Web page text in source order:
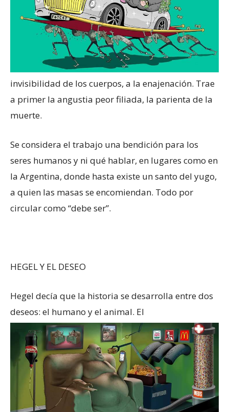
invisibilidad de los cuerpos, a la enajenación. Trae
a primer la angustia peor filiada, la parienta de la
muerte.
Se considera el trabajo una bendición para los
seres humanos y ni qué hablar, en lugares como en
la Argentina, donde hasta existe un santo del yugo,
a quien las masas se encomiendan. Todo por
circular como “debe ser”.
HEGEL Y EL DESEO
Hegel decía que la historia se desarrolla entre dos
deseos: el humano y el animal. El